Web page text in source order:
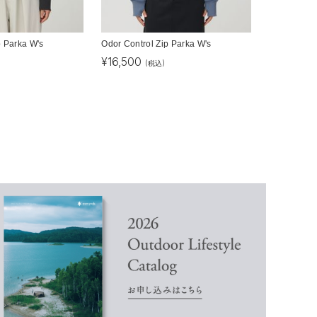
Parka W's Odor Control Zip Parka W's
¥16,500 (税込)